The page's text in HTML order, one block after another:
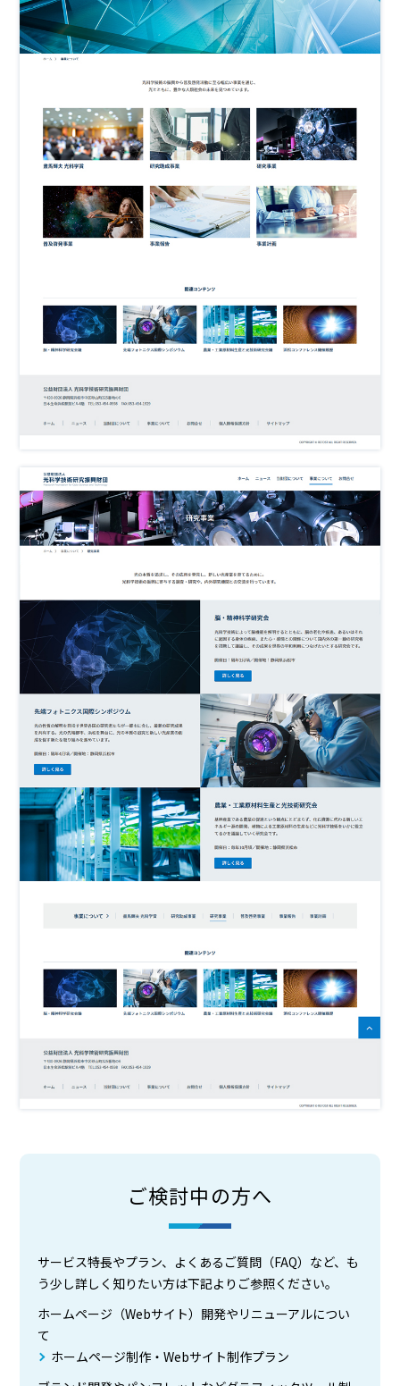
ご検討中の方へ
サービス特長やプラン、よくあるご質問（FAQ）など、も
う少し詳しく知りたい方は下記よりご参照ください。
ホームページ（Webサイト）開発やリニューアルについ
て
ホームページ制作・Webサイト制作プラン